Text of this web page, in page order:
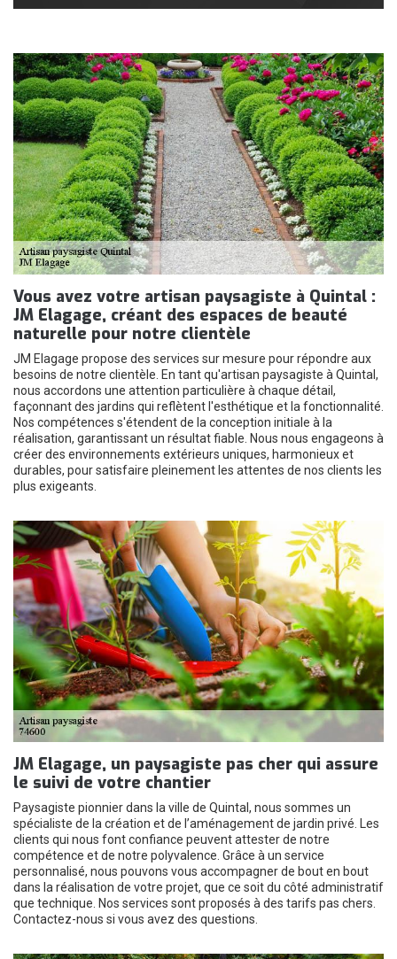
Vous avez votre artisan paysagiste à Quintal :
JM Elagage, créant des espaces de beauté
naturelle pour notre clientèle
JM Elagage propose des services sur mesure pour répondre aux
besoins de notre clientèle. En tant qu'artisan paysagiste à Quintal,
nous accordons une attention particulière à chaque détail,
façonnant des jardins qui reflètent l'esthétique et la fonctionnalité.
Nos compétences s'étendent de la conception initiale à la
réalisation, garantissant un résultat fiable. Nous nous engageons à
créer des environnements extérieurs uniques, harmonieux et
durables, pour satisfaire pleinement les attentes de nos clients les
plus exigeants.
JM Elagage, un paysagiste pas cher qui assure
le suivi de votre chantier
Paysagiste pionnier dans la ville de Quintal, nous sommes un
spécialiste de la création et de l’aménagement de jardin privé. Les
clients qui nous font confiance peuvent attester de notre
compétence et de notre polyvalence. Grâce à un service
personnalisé, nous pouvons vous accompagner de bout en bout
dans la réalisation de votre projet, que ce soit du côté administratif
que technique. Nos services sont proposés à des tarifs pas chers.
Contactez-nous si vous avez des questions.